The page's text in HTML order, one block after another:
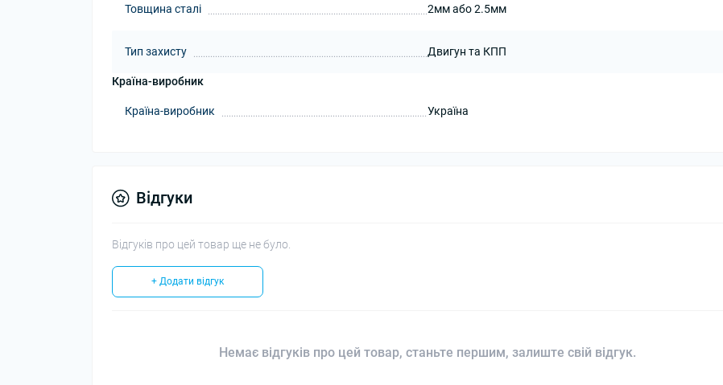
Товщина сталі 2мм або 2.5мм
Тип захисту Двигун та КПП
Країна-виробник
Країна-виробник Україна
Відгуки
Відгуків про цей товар ще не було.
+ Додати відгук
Немає відгуків про цей товар, станьте першим, залиште свій відгук.